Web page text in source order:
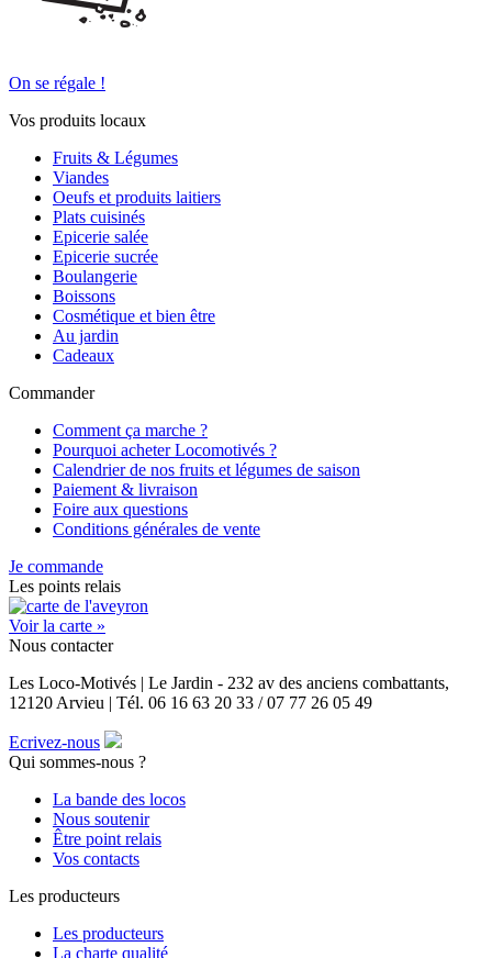
On se régale !
Vos produits locaux
Fruits & Légumes
Viandes
Oeufs et produits laitiers
Plats cuisinés
Epicerie salée
Epicerie sucrée
Boulangerie
Boissons
Cosmétique et bien être
Au jardin
Cadeaux
Commander
Comment ça marche ?
Pourquoi acheter Locomotivés ?
Calendrier de nos fruits et légumes de saison
Paiement & livraison
Foire aux questions
Conditions générales de vente
Je commande
Les points relais
Voir la carte »
Nous contacter
Les Loco-Motivés | Le Jardin - 232 av des anciens combattants,
12120 Arvieu | Tél. 06 16 63 20 33 / 07 77 26 05 49
Ecrivez-nous
Qui sommes-nous ?
La bande des locos
Nous soutenir
Être point relais
Vos contacts
Les producteurs
Les producteurs
La charte qualité